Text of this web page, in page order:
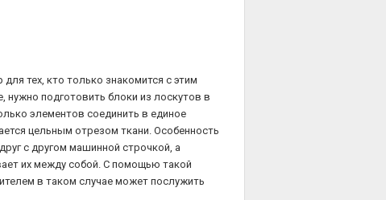
тех, кто только знакомится с этим
подготовить блоки из лоскутов в
элементов соединить в единое
цельным отрезом ткани. Особенность
с другом машинной строчкой, а
их между собой. С помощью такой
в таком случае может послужить